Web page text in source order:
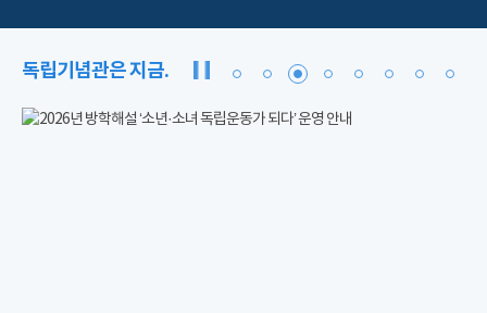
독립기념관은 지금.